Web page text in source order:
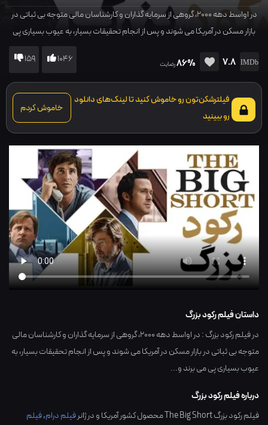
در اواسط دهه ۲۰۰۰، گروهی از سرمایه گذاران و کارشناسان مالی متوجه بی ثباتی در
بازار مسکن در آمریکا می شوند و پس از انجام تحقیقات بسیار، به عیوب بسیاری پی
7.8
86%رضایت 1046
159
فیلترشکن‌تون رو خاموش کنید تا لینک‌های دانلود
رو ببینید
خاموش کردم
داستان فیلم رکود بزرگ
در فیلم رکود بزرگ : در اواسط دهه ۲۰۰۰، گروهی از سرمایه گذاران و کارشناسان مالی
متوجه بی ثباتی در بازار مسکن در آمریکا می شوند و پس از انجام تحقیقات بسیار، به
عیوب بسیاری پی می برند و...
درباره فیلم رکود بزرگ
فیلم رکود بزرگ The Big Short محصول کشور آمریکاو در ژانرفیلم درام,فیلم